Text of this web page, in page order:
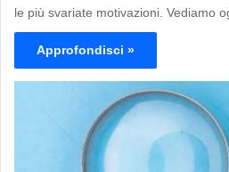
le più svariate motivazioni. Vediamo
Approfondisci »